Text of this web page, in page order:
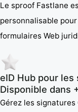
Le sproof Fastlane
personnalisable
formulaires Web
eID Hub pour
Disponible dans
Gérez les